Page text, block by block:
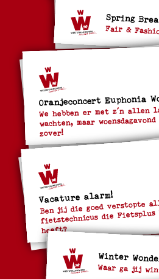
Spring
Fair &
Oranjeconcert Euphonia
We hebben er met z´n allen
wachten, maar
zover!
Vacature alarm!
Ben jij die goed verstopte
fietstechnicus die Fietsplus
heeft?
Winter
Waar ga jij